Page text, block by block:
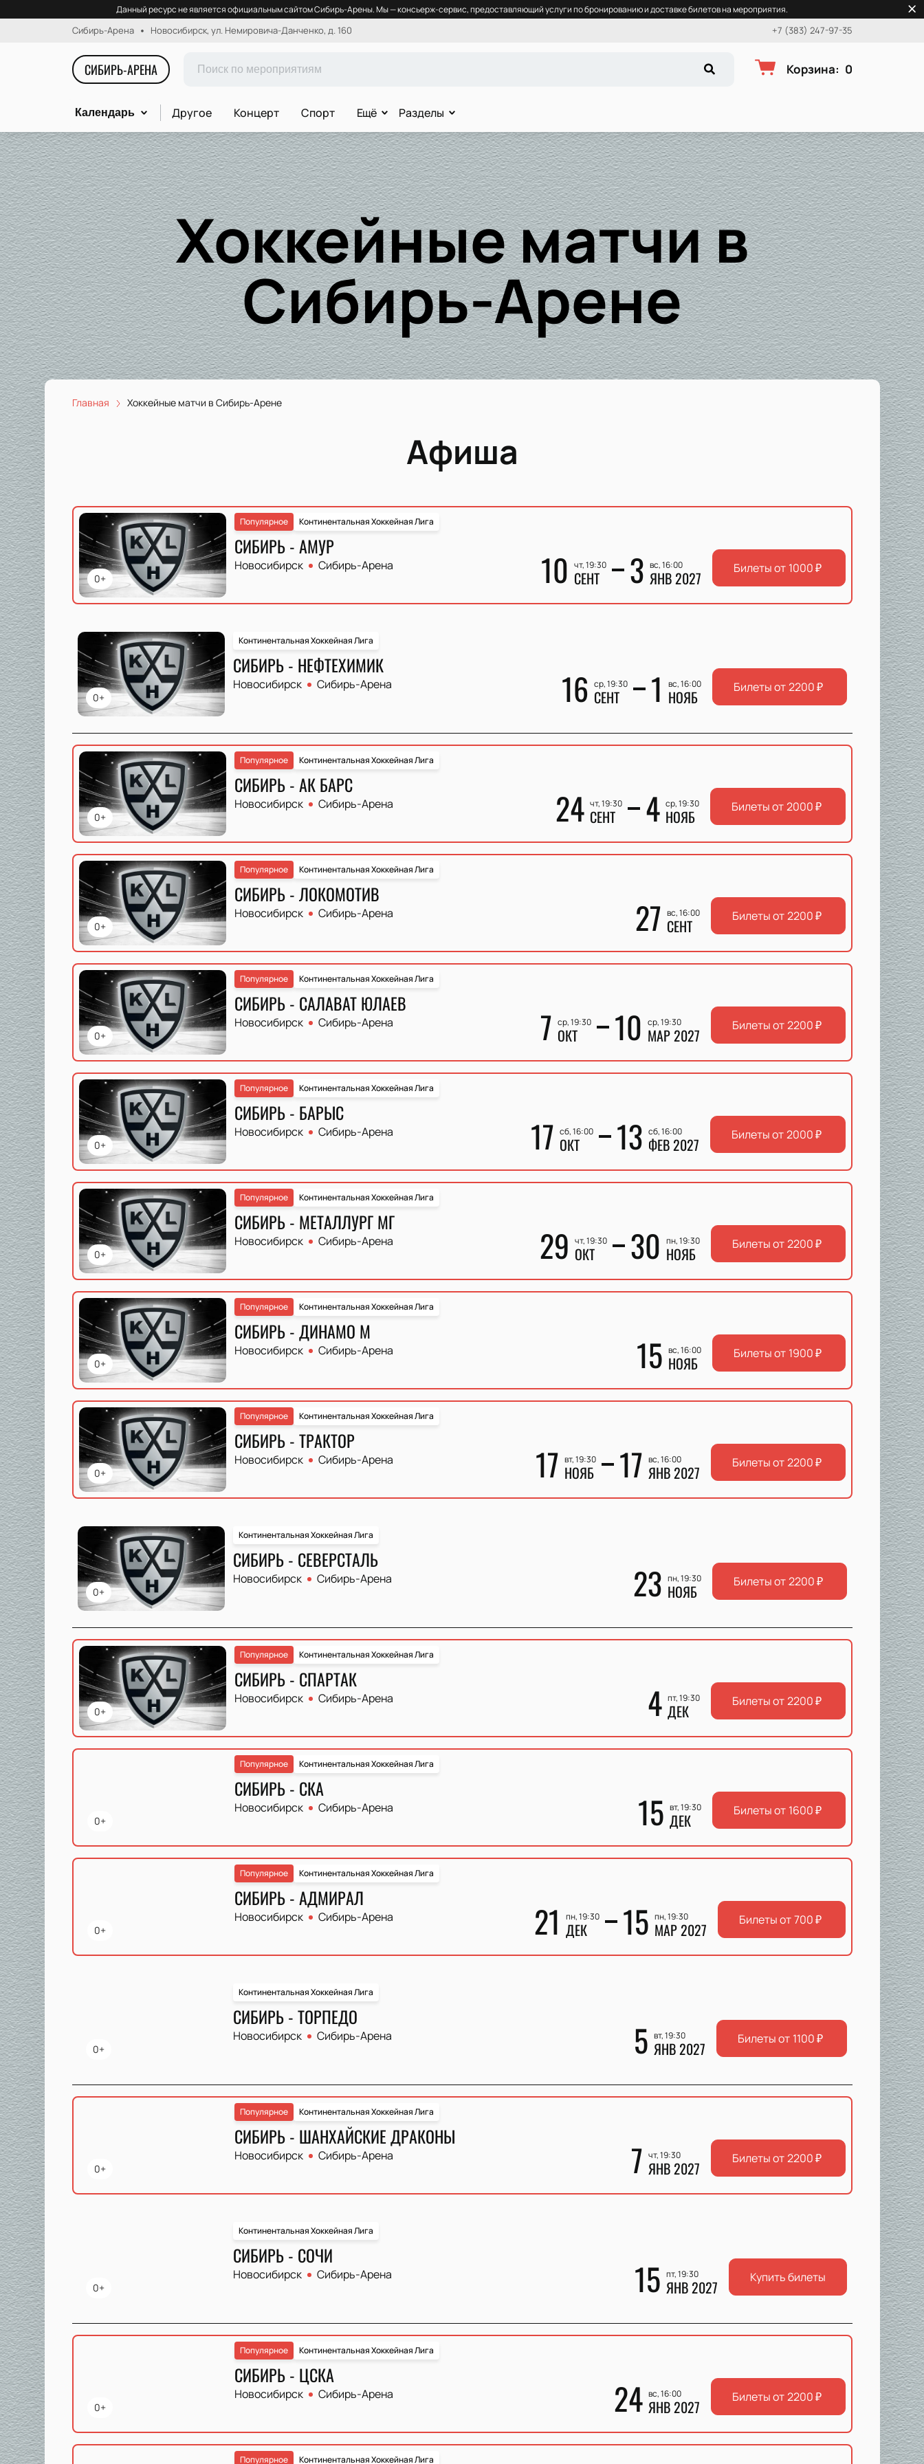
Данный ресурс не является официальным сайтом Сибирь-Арены. Мы — консьерж-сервис, предоставляющий услуги по бронированию и доставке билетов на мероприятия.
Сибирь-Арена Новосибирск, ул. Немировича-Данченко, д. 160 +7 (383) 247-97-35
СИБИРЬ-АРЕНА Корзина: 0
Календарь Другое Концерт Спорт Ещё Разделы
Хоккейные матчи в
Сибирь-Арене
Главная Хоккейные матчи в Сибирь-Арене
Афиша
0+
Континентальная Хоккейная Лига
Популярное
СИБИРЬ - АМУР
Новосибирск Сибирь-Арена 10 чт, 19:30
СЕНТ 3 вс, 16:00
ЯНВ 2027 Билеты от 1000₽
0+
Континентальная Хоккейная Лига
СИБИРЬ - НЕФТЕХИМИК
Новосибирск Сибирь-Арена 16 ср, 19:30
СЕНТ 1 вс, 16:00
НОЯБ Билеты от 2200₽
0+
Континентальная Хоккейная Лига
Популярное
СИБИРЬ - АК БАРС
Новосибирск Сибирь-Арена 24 чт, 19:30
СЕНТ 4 ср, 19:30
НОЯБ Билеты от 2000₽
0+
Континентальная Хоккейная Лига
Популярное
СИБИРЬ - ЛОКОМОТИВ
Новосибирск Сибирь-Арена 27 вс, 16:00
СЕНТ Билеты от 2200₽
0+
Континентальная Хоккейная Лига
Популярное
СИБИРЬ - САЛАВАТ ЮЛАЕВ
Новосибирск Сибирь-Арена 7 ср, 19:30
ОКТ 10 ср, 19:30
МАР 2027 Билеты от 2200₽
0+
Континентальная Хоккейная Лига
Популярное
СИБИРЬ - БАРЫС
Новосибирск Сибирь-Арена 17 сб, 16:00
ОКТ 13 сб, 16:00
ФЕВ 2027 Билеты от 2000₽
0+
Континентальная Хоккейная Лига
Популярное
СИБИРЬ - МЕТАЛЛУРГ МГ
Новосибирск Сибирь-Арена 29 чт, 19:30
ОКТ 30 пн, 19:30
НОЯБ Билеты от 2200₽
0+
Континентальная Хоккейная Лига
Популярное
СИБИРЬ - ДИНАМО М
Новосибирск Сибирь-Арена 15 вс, 16:00
НОЯБ Билеты от 1900₽
0+
Континентальная Хоккейная Лига
Популярное
СИБИРЬ - ТРАКТОР
Новосибирск Сибирь-Арена 17 вт, 19:30
НОЯБ 17 вс, 16:00
ЯНВ 2027 Билеты от 2200₽
0+
Континентальная Хоккейная Лига
СИБИРЬ - СЕВЕРСТАЛЬ
Новосибирск Сибирь-Арена 23 пн, 19:30
НОЯБ Билеты от 2200₽
0+
Континентальная Хоккейная Лига
Популярное
СИБИРЬ - СПАРТАК
Новосибирск Сибирь-Арена 4 пт, 19:30
ДЕК Билеты от 2200₽
0+
Континентальная Хоккейная Лига
Популярное
СИБИРЬ - СКА
Новосибирск Сибирь-Арена 15 вт, 19:30
ДЕК Билеты от 1600₽
0+
Континентальная Хоккейная Лига
Популярное
СИБИРЬ - АДМИРАЛ
Новосибирск Сибирь-Арена 21 пн, 19:30
ДЕК 15 пн, 19:30
МАР 2027 Билеты от 700₽
0+
Континентальная Хоккейная Лига
СИБИРЬ - ТОРПЕДО
Новосибирск Сибирь-Арена 5 вт, 19:30
ЯНВ 2027 Билеты от 1100₽
0+
Континентальная Хоккейная Лига
Популярное
СИБИРЬ - ШАНХАЙСКИЕ ДРАКОНЫ
Новосибирск Сибирь-Арена 7 чт, 19:30
ЯНВ 2027 Билеты от 2200₽
0+
Континентальная Хоккейная Лига
СИБИРЬ - СОЧИ
Новосибирск Сибирь-Арена 15 пт, 19:30
ЯНВ 2027 Купить билеты
0+
Континентальная Хоккейная Лига
Популярное
СИБИРЬ - ЦСКА
Новосибирск Сибирь-Арена 24 вс, 16:00
ЯНВ 2027 Билеты от 2200₽
Континентальная Хоккейная Лига
Популярное